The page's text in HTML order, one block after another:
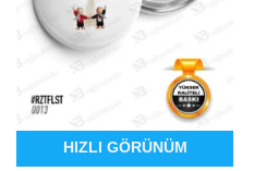
HIZLI GÖRÜNÜM